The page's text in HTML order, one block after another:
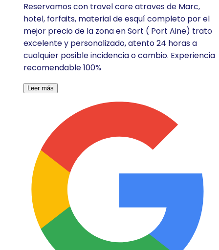
Reservamos con travel care atraves de Marc,
hotel, forfaits, material de esquí completo por el
mejor precio de la zona en Sort ( Port Aine) trato
excelente y personalizado, atento 24 horas a
cualquier posible incidencia o cambio. Experiencia
recomendable 100%
Leer más